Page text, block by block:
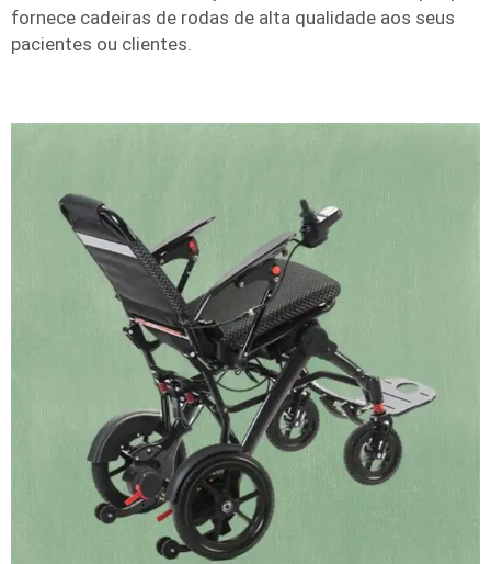
fornece cadeiras de rodas de alta qualidade aos seus
pacientes ou clientes.